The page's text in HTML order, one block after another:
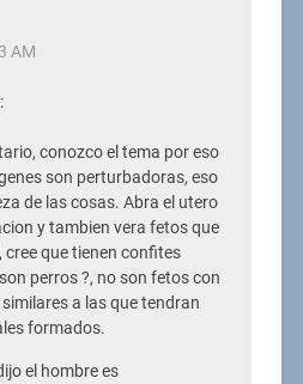
AM
conozco el tema por eso
son perturbadoras, eso
de las cosas. Abra el utero
y tambien vera fetos que
que tienen confites
perros ?, no son fetos con
a las que tendran
formados.
el hombre es